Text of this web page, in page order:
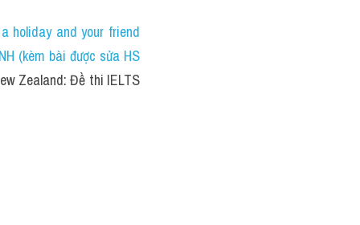
holiday and your friend
(kèm bài được sửa HS
Zealand: Đề thi IELTS